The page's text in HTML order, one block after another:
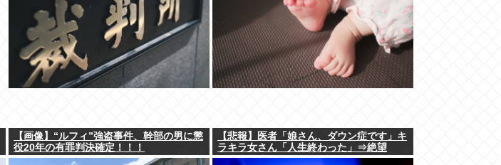
【画像】“ルフィ”強盗事件、幹部の男に懲
役20年の有罪判決確定！！！
【悲報】医者「娘さん、ダウン症です」キ
ラキラ女さん「人生終わった」⇒絶望
へ！！！！